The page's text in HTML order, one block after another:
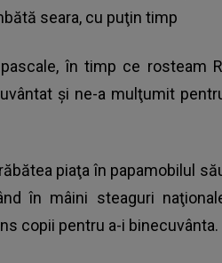
seara, cu puţin timp
în timp ce rosteam
şi ne-a mulţumit
piaţa în papamobilul
în mâini steaguri
copii pentru a-i binecuvânta.